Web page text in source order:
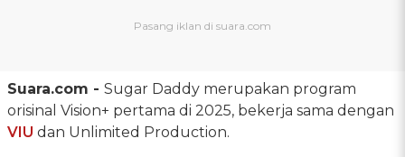
Suara.com - Sugar Daddy merupakan program
orisinal Vision+ pertama di 2025, bekerja sama dengan
VIU dan Unlimited Production.